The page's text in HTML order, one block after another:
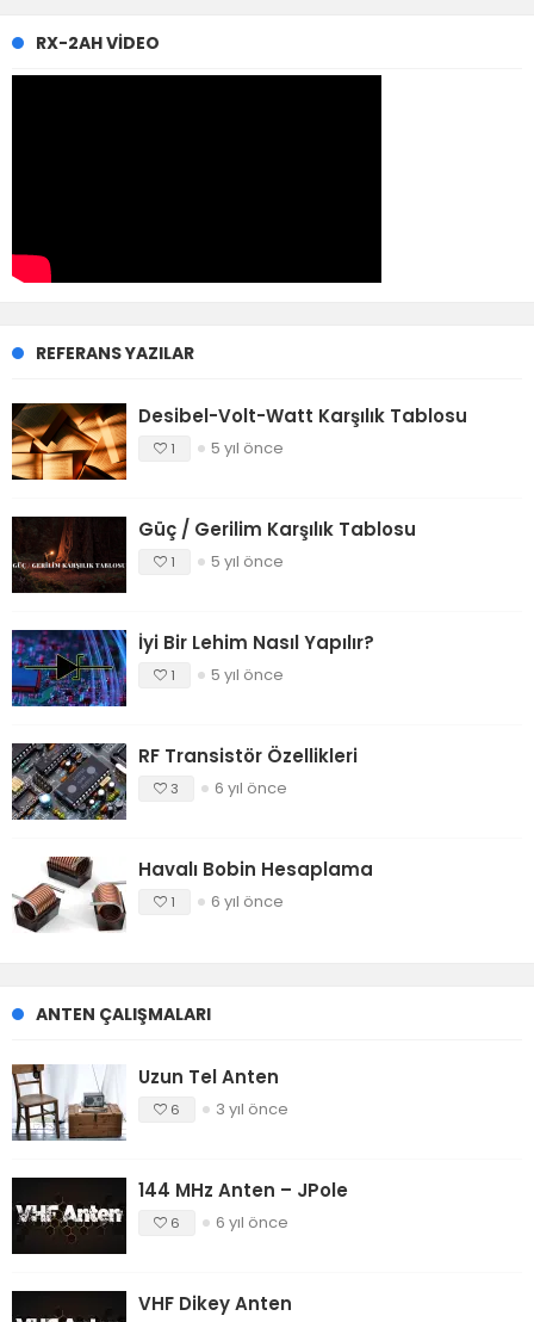
RX-2AH VIDEO
REFERANS YAZILAR
Desibel-Volt-Watt Karşılık Tablosu
1 5 yıl önce
Güç / Gerilim Karşılık Tablosu
1 5 yıl önce
İyi Bir Lehim Nasıl Yapılır?
1 5 yıl önce
RF Transistör Özellikleri
3 6 yıl önce
Havalı Bobin Hesaplama
1 6 yıl önce
ANTEN ÇALIŞMALARI
Uzun Tel Anten
6 3 yıl önce
144 MHz Anten – JPole
6 6 yıl önce
VHF Dikey Anten